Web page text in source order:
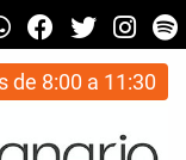
de 8:00 a 11:30